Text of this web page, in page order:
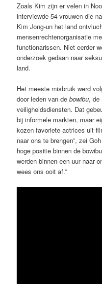
Zoals Kim zijn er velen in
interviewde 54 vrouwen die
Kim Jong-un het land
mensenrechtenorganisatie
functionarissen. Niet eerder
onderzoek gedaan naar
land.
Het meeste misbruik werd
door leden van debowibu, de
veiligheidsdiensten. Dat
bij informele markten, maar
kozen favoriete actrices uit
naar ons te brengen”, zei
hoge positie binnen de
werden binnen een uur naar
wees ons ooit af.”